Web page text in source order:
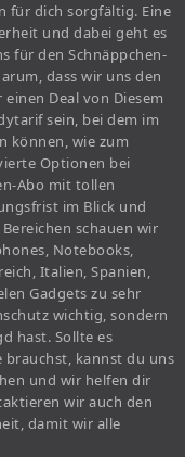
für dich sorgfältig. Eine
und dabei geht es
für den Schnäppchen-
dass wir uns den
Deal von Diesem
sein, bei dem im
können, wie zum
Optionen bei
Abo mit tollen
im Blick und
schauen wir
Notebooks,
Italien, Spanien,
Gadgets zu sehr
wichtig, sondern
hast. Sollte es
brauchst, kannst du uns
und wir helfen dir
wir auch den
damit wir alle